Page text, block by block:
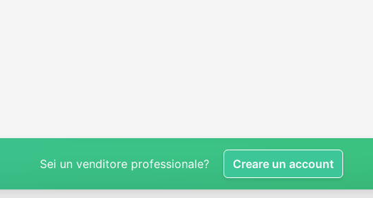
Sei un venditore professionale? Creare un account